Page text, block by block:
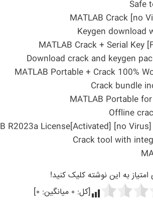
Safe
MATLAB Crack [no
Keygen download
MATLAB Crack + Serial Key
Download crack and keygen
MATLAB Portable + Crack 100%
Crack bundle
MATLAB Portable
Offline
R2023a License[Activated] [no
Crack tool with
امتیاز به این نوشته کلیک کنید!
[کل: ۰ میانگین: ۰]